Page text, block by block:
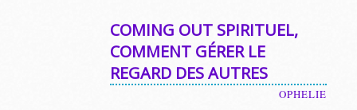
COMING OUT SPIRITUEL,
COMMENT GÉRER LE
REGARD DES AUTRES
OPHELIE